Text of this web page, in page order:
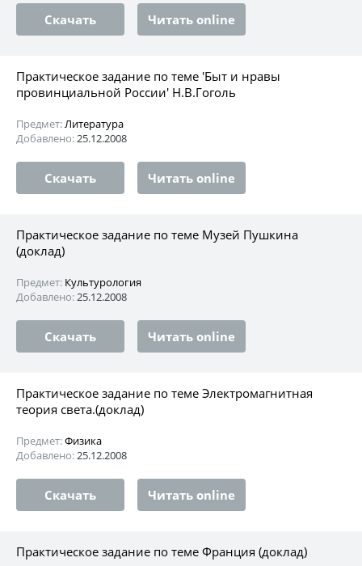
Скачать Читать online
Практическое задание по теме 'Быт и нpавы
пpовинциальной России' H.В.Гоголь
Предмет:Литература
Добавлено:25.12.2008
Скачать Читать online
Практическое задание по теме Музей Пушкина
(доклад)
Предмет: Культурология
Добавлено:25.12.2008
Скачать Читать online
Практическое задание по теме Электромагнитная
теория света.(доклад)
Предмет:Физика
Добавлено:25.12.2008
Скачать Читать online
Практическое задание по теме Франция (доклад)